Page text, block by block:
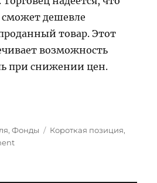
сможет дешевле
товар. Этот
возможность
при снижении цен.
позиция”
,Фонды Tags
Короткая позиция,
on